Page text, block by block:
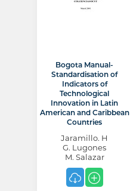
Bogota Manual-
Standardisation of
Indicators of
Technological
Innovation in Latin
American and Caribbean
Countries
Jaramillo. H
G. Lugones
M. Salazar